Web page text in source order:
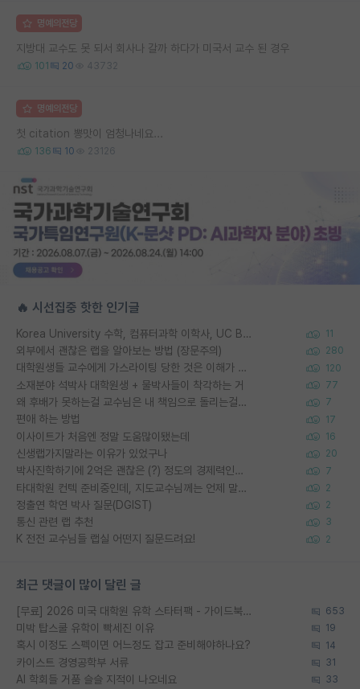
명예의전당
지방대 교수도 못 되서 회사나 갈까 하다가 미국서 교수 된 경우
101 20 43732
명예의전당
첫 citation 뽕맛이 엄청나네요...
136 10 23126
🔥 시선집중 핫한 인기글
Korea University 수학, 컴퓨터과학 이학사, UC Berkeley 산업공학 대학원 공학박사가 되는 것은 쉽지 않겠죠? 11
외부에서 괜찮은 랩을 알아보는 방법 (장문주의) 280
대학원생들 교수에게 가스라이팅 당한 것은 이해가 갑니다. 안타깝네요. 120
소재분야 석박사 대학원생 + 물박사들이 착각하는 거 77
왜 후배가 못하는걸 교수님은 내 책임으로 돌리는걸까요? 7
편애 하는 방법 17
이사이트가 처음엔 정말 도움많이됐는데 16
신생랩가지말라는 이유가 있었구나 20
박사진학하기에 2억은 괜찮은 (?) 정도의 경제력인가요 7
타대학원 컨텍 준비중인데, 지도교수님께는 언제 말씀드려야 할까요? 2
정출연 학연 박사 질문(DGIST) 2
통신 관련 랩 추천 3
K 전전 교수님들 랩실 어떤지 질문드려요! 2
최근 댓글이 많이 달린 글
[무료] 2026 미국 대학원 유학 스타터팩 - 가이드북 & 합격자 컨택메일 템플릿 653
미박 탑스쿨 유학이 빡세진 이유 19
혹시 이정도 스펙이면 어느정도 잡고 준비해야하나요? 14
카이스트 경영공학부 서류 31
AI 학회들 거품 슬슬 지적이 나오네요 33